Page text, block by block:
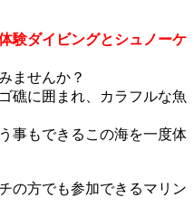
験ダイビングとシュノーケ
ませんか？
礁に囲まれ、カラフルな魚
事もできるこの海を一度体
の方でも参加できるマリン